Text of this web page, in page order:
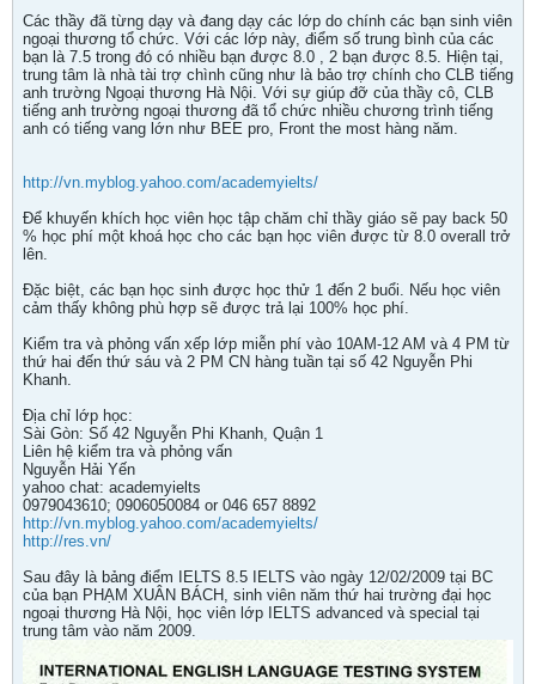
Các thầy đã từng dạy và đang dạy các lớp do chính các bạn sinh viên
ngoại thương tổ chức. Với các lớp này, điểm số trung bình của các
bạn là 7.5 trong đó có nhiều bạn được 8.0 , 2 bạn được 8.5. Hiện tại,
trung tâm là nhà tài trợ chình cũng như là bảo trợ chính cho CLB tiếng
anh trường Ngoại thương Hà Nội. Với sự giúp đỡ của thầy cô, CLB
tiếng anh trường ngoại thương đã tổ chức nhiều chương trình tiếng
anh có tiếng vang lớn như BEE pro, Front the most hàng năm.
http://vn.myblog.yahoo.com/academyielts/
Để khuyến khích học viên học tập chăm chỉ thầy giáo sẽ pay back 50
% học phí một khoá học cho các bạn học viên được từ 8.0 overall trở
lên.
Đặc biệt, các bạn học sinh được học thử 1 đến 2 buổi. Nếu học viên
cảm thấy không phù hợp sẽ được trả lại 100% học phí.
Kiểm tra và phỏng vấn xếp lớp miễn phí vào 10AM-12 AM và 4 PM từ
thứ hai đến thứ sáu và 2 PM CN hàng tuần tại số 42 Nguyễn Phi
Khanh.
Địa chỉ lớp học:
Sài Gòn: Số 42 Nguyễn Phi Khanh, Quận 1
Liên hệ kiểm tra và phỏng vấn
Nguyễn Hải Yến
yahoo chat: academyielts
0979043610; 0906050084 or 046 657 8892
http://vn.myblog.yahoo.com/academyielts/
http://res.vn/
Sau đây là bảng điểm IELTS 8.5 IELTS vào ngày 12/02/2009 tại BC
của bạn PHẠM XUÂN BÁCH, sinh viên năm thứ hai trường đại học
ngoại thương Hà Nội, học viên lớp IELTS advanced và special tại
trung tâm vào năm 2009.